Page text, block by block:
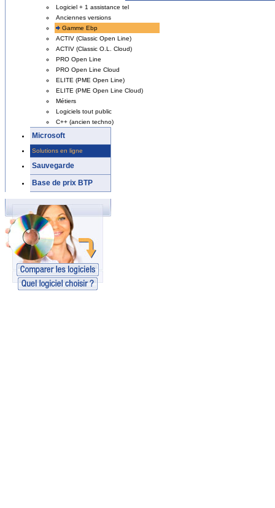
Logiciel + 1 assistance tel
Anciennes versions
Gamme Ebp
ACTIV (Classic Open Line)
ACTIV (Classic O.L. Cloud)
PRO Open Line
PRO Open Line Cloud
ELITE (PME Open Line)
ELITE (PME Open Line Cloud)
Métiers
Logiciels tout public
C++ (ancien techno)
Microsoft
Solutions en ligne
Sauvegarde
Base de prix BTP